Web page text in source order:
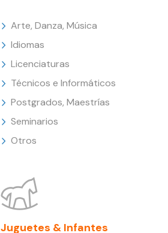
Arte, Danza, Música
Idiomas
Licenciaturas
Técnicos e Informáticos
Postgrados, Maestrías
Seminarios
Otros
Juguetes & Infantes